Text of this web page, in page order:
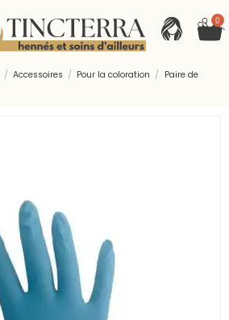
0
Accessoires Pour la coloration
Paire de